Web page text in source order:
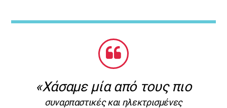
«Χάσαμε μία από τους πιο
συναρπαστικές και ηλεκτρισμένες